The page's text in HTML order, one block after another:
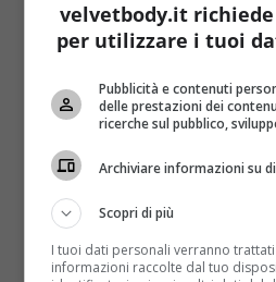
Ricette
Ricette light: come
di carote
Redazione 19 Ottobre 2014
Vi siete abbuffati e volete
velvetbody.it
per utilizzare i tuoi
Pubblicità e contenuti
delle prestazioni dei
ricerche sul pubblico,
Archiviare informazioni su
Scopri di più
I tuoi dati personali verranno
informazioni raccolte dal tuo